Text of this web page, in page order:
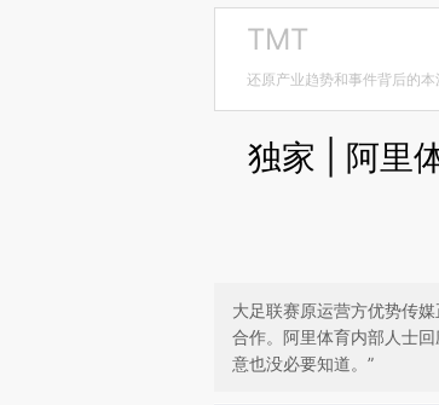
TMT
还原产业趋势和事件背后的本
独家 | 阿里
大足联赛原运营方优势传
合作。阿里体育内部人士
意也没必要知道。”